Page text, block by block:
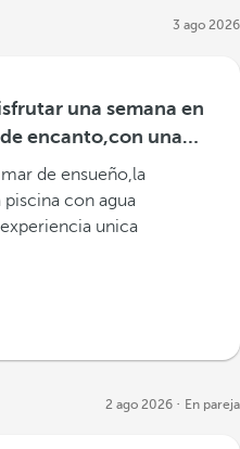
3 ago 2026
una semana en
encanto,con una
de ensueño,la
con agua
unica
2 ago 2026 En pareja